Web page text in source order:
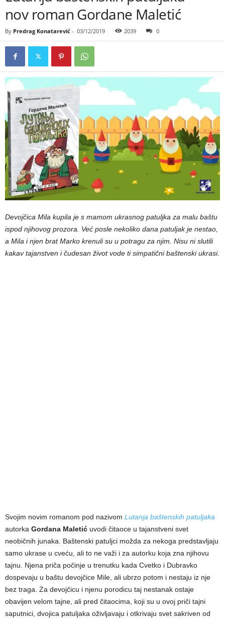
nov roman Gordane Maletić
By Predrag Konatarević - 03/12/2019 2039 0
Devojčica Mila kupila je s mamom ukrasnog patuljka za malu baštu
ispod njihovog prozora. Već posle nekoliko dana patuljak je nestao,
a Mila i njen brat Marko krenuli su u potragu za njim. Nisu ni slutili
kakav tajanstven i čudesan život vode ti simpatični baštenski ukrasi.
Svojim novim romanom pod nazivom Lutanja baštenskih patuljaka
autorka Gordana Maletić uvodi čitaoce u tajanstveni svet
neobičnih junaka. Baštenski patuljci možda za nekoga predstavljaju
samo ukrase u cveću, ali to ne važi i za autorku koja zna njihovu
tajnu. Njena priča počinje u trenutku kada Cvetko i Dubravko
dospevaju u baštu devojčice Mile, ali ubrzo potom i nestaju iz nje
bez traga. Za devojčicu i njenu porodicu taj nestanak ostaje
obavijen velom tajne, ali pred čitaocima, koji su u ovoj priči tajni
saputnici, dvojica patuljaka oživljavaju i otkrivaju svet sakriven od